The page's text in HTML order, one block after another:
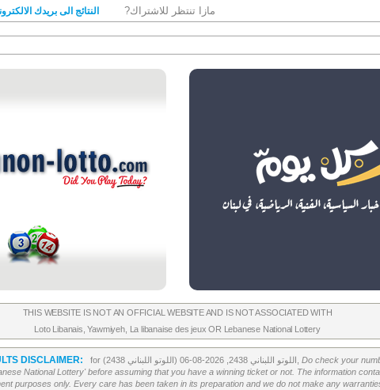
مازا تنتظر للاشتراك? النتائج الى بريدك
THIS WEBSITE IS NOT AN OFFICIAL WEBSITE AND IS NOT ASSOCIATED WITH
Loto Libanais ,Yawmiyeh, La libanaise des jeux OR Lebanese National Lottery
DISCLAIMER: Do check your
National Lottery' before assuming that you have a winning ticket or not. The information
purposes only. Every care has been taken in its preparation and we do not make any